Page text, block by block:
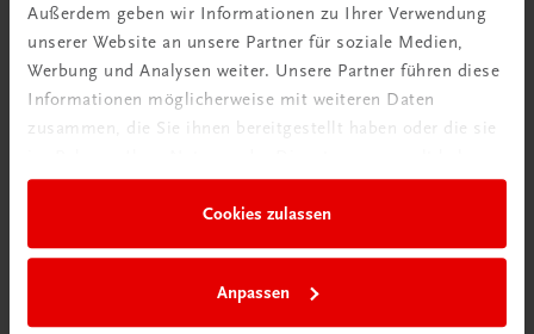
Außerdem geben wir Informationen zu Ihrer Verwendung
unserer Website an unsere Partner für soziale Medien,
Werbung und Analysen weiter. Unsere Partner führen diese
Informationen möglicherweise mit weiteren Daten
zusammen, die Sie ihnen bereitgestellt haben oder die sie
Cookies zulassen
Anpassen
Asiatisch kochen
Thailändisch, japanisch, chinesisch, koreanisch
€ 40,00